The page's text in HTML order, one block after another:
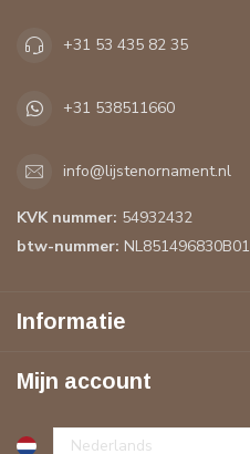
+31 53 435 82 35
+31 538511660
info@lijstenornament.nl
KVK nummer: 54932432
btw-nummer: NL851496830B01
Informatie
Mijn account